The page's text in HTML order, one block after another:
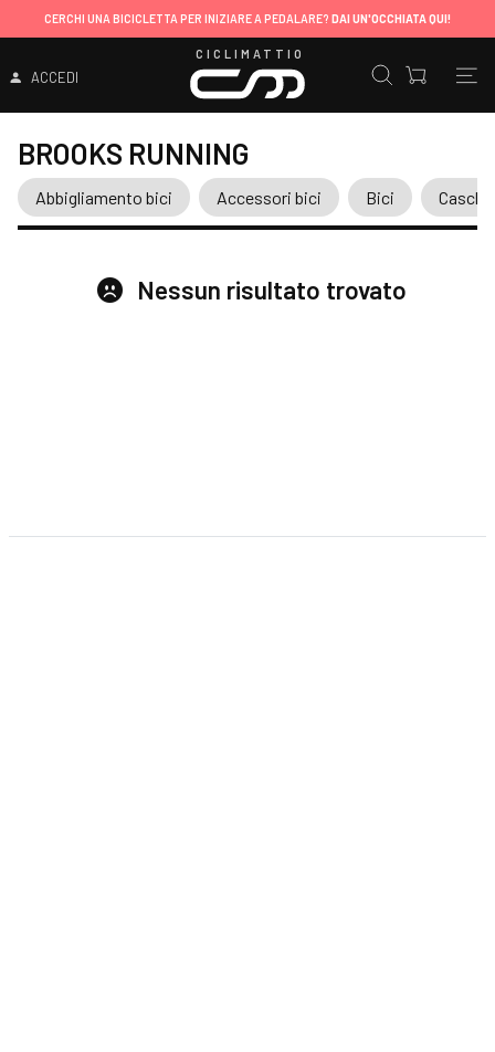
CERCHI UNA BICICLETTA PER INIZIARE A PEDALARE? DAI UN'OCCHIATA QUI!
ACCEDI
CICLIMATTIO
BROOKS RUNNING
Abbigliamento bici Accessori bici Bici Caschi
Nessun risultato trovato